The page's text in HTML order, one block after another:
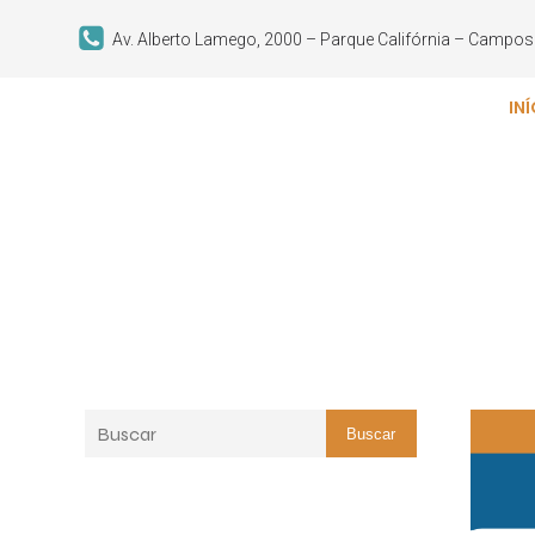
Av. Alberto Lamego, 2000 – Parque Califórnia –
Buscar